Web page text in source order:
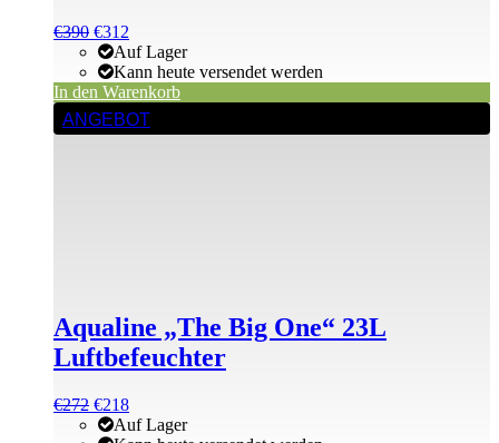
Ursprünglicher
Preis
war:
€475
€390Aktueller
Preis
ist:
€390.
€312
Auf Lager
Kann heute versendet werden
In den Warenkorb
ANGEBOT
Aqualine „The Big One“ 23L
Luftbefeuchter
Ursprünglicher
Preis
€272Aktueller
Preis
€218
Auf Lager